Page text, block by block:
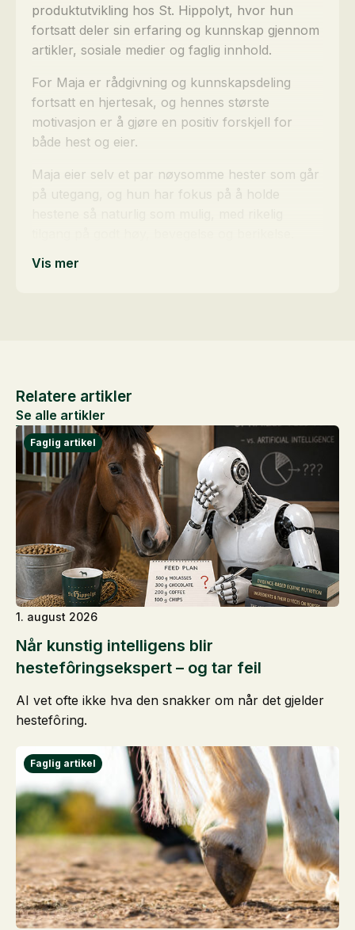
produktutvikling hos St. Hippolyt, hvor hun
fortsatt deler sin erfaring og kunnskap gjennom
artikler, sosiale medier og faglig innhold.
For Maja er rådgivning og kunnskapsdeling
fortsatt en hjertesak, og hennes største
motivasjon er å gjøre en positiv forskjell for
både hest og eier.
Maja eier selv et par nøysomme hester som går
på utegang, og hun har fokus på å holde
Vis mer
Relatere artikler
Se alle artikler
Når kunstig intelligens blir
hestefôringsekspert – og tar feil
1. august 2026
AI vet ofte ikke hva den snakker om når det gjelder
hestefôring.